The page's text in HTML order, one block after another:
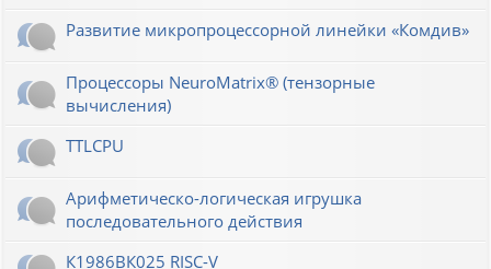
Развитие микропроцессорной линейки «Комдив»
Процессоры NeuroMatrix® (тензорные
вычисления)
TTLCPU
Арифметическо-логическая игрушка
последовательного действия
К1986ВК025 RISC-V